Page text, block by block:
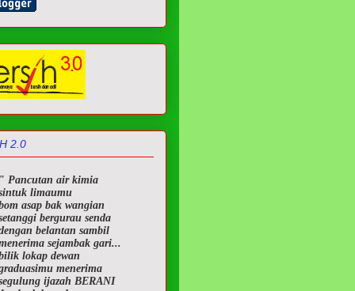
2.0
Pancutan air kimia
limaumu
asap bak wangian
bergurau senda
belantan sambil
sejambak gari...
lokap dewan
menerima
ijazah BERANI